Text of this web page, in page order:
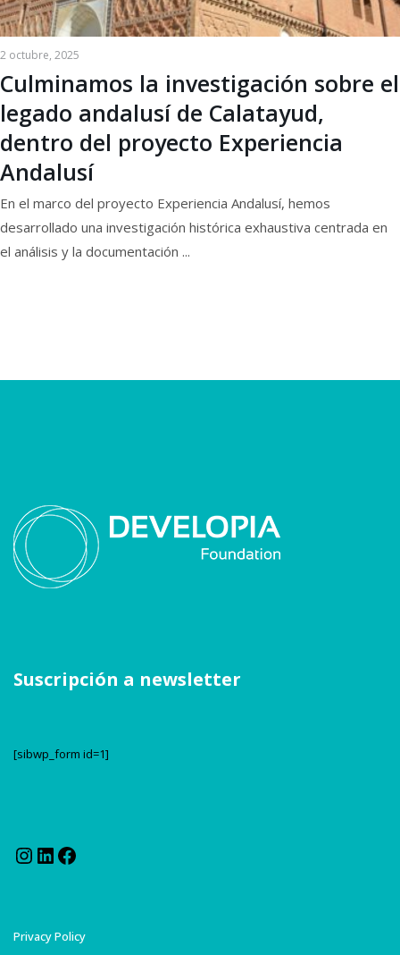
2 octubre, 2025
Culminamos la investigación sobre el
legado andalusí de Calatayud,
dentro del proyecto Experiencia
Andalusí
En el marco del proyecto Experiencia Andalusí, hemos
desarrollado una investigación histórica exhaustiva centrada en
el análisis y la documentación ...
Suscripción a newsletter
[sibwp_form id=1]
Instagram
LinkedIn
Facebook
Privacy Policy